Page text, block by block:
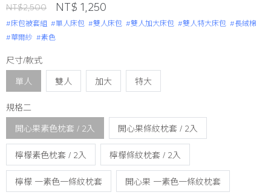
NT$2,500 NT$ 1,250
#床包被套組 #單人床包 #雙人床包 #雙人加大床包 #雙人特大床包 #長絨棉
#華爾紗 #素色
尺寸/款式
單人 雙人 加大 特大
規格二
開心果素色枕套 / 2入 開心果條紋枕套 / 2入
檸檬素色枕套 / 2入 檸檬條紋枕套 / 2入
檸檬 一素色一條紋枕套 開心果 一素色一條紋枕套